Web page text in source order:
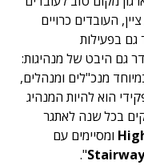
העובדים כרויים
גם בפעילות
גם היבט של מנהיגות:
שחבורה של 50 איש, ובמיוחד מנכ"לים ומנהלים,
הוא להיות המנהיג
בכל שנה לאתגר
ומסיימים עם
".